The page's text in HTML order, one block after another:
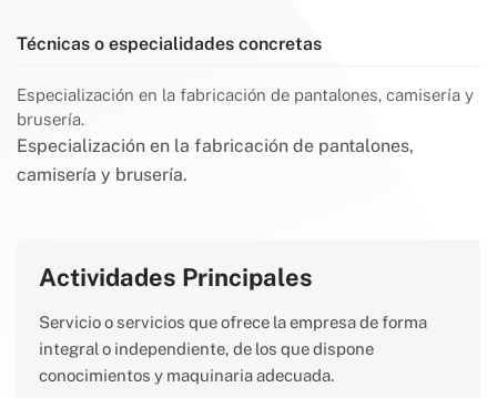
Técnicas o especialidades concretas
Especialización en la fabricación de pantalones, camisería y
brusería.
Especialización en la fabricación de pantalones,
camisería y brusería.
Actividades Principales
Servicio o servicios que ofrece la empresa de forma
integral o independiente, de los que dispone
conocimientos y maquinaria adecuada.